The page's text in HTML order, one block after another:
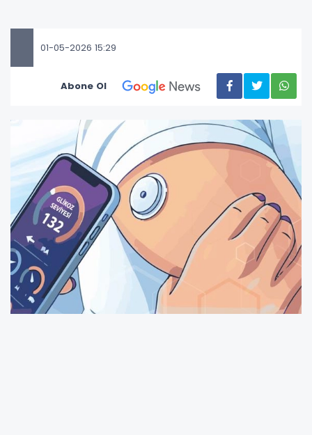
01-05-2026 15:29
Abone Ol